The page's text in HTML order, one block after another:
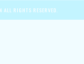
RIGHTS RESERVED.